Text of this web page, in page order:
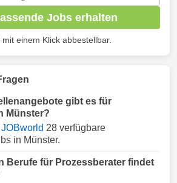
Jobs erhalten
einem Klick abbestellbar.
gibt es für
Münster?
JOBworld 28 verfügbare
in Münster.
Berufe für Prozessberater findet